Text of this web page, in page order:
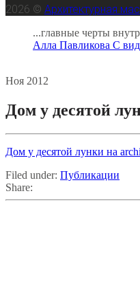
2026 © Архитектурная
...главные черты
Алла Павликова С
Ноя 2012
Дом у десятой
Дом у десятой лунки на
Filed under: Публикации
Share: